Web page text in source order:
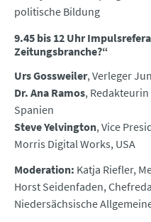
politische Bildung
9.45 bis 12 Uhr
Zeitungsbranche?“
Urs Gossweiler, Verleger
Dr. Ana Ramos,
Spanien
Steve Yelvington, Vice
Morris Digital Works, USA
Moderation: Katja Riefler,
Horst Seidenfaden,
Niedersächsische